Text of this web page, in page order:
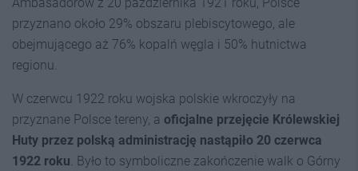
przyznano około 29% obszaru plebiscytowego, ale
obejmującego aż 76% kopalń węgla i 50% hutnictwa
regionu.
W czerwcu 1922 roku wojska polskie wkroczyły na
przyznane Polsce tereny, a oficjalne przejęcie Królewskiej
Huty przez polską administrację nastąpiło 20 czerwca
1922 roku . Było to symboliczne zakończenie walk o Górny